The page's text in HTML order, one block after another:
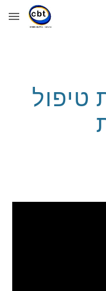
Skip to main content
טיפול